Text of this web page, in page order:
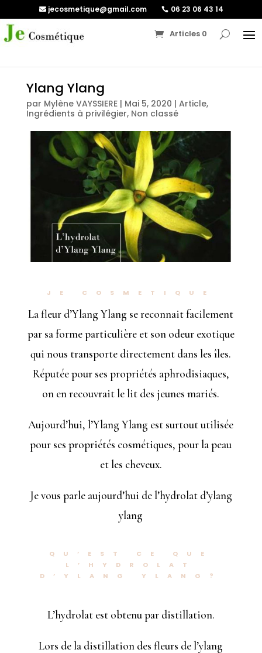
jecosmetique@gmail.com 06 23 06 43 14
Articles 0
Ylang Ylang
par Mylène VAYSSIERE| Mai 5, 2020 | Article,
Ingrédients à privilégier, Non classé
JE COSMETIQUE
La fleur d’Ylang Ylang se reconnait facilement
par sa forme particulière et son odeur exotique
qui nous transporte directement dans les îles.
Réputée pour ses propriétés aphrodisiaques,
on en recouvrait le lit des jeunes mariés.
Aujourd’hui, l’Ylang Ylang est surtout utilisée
pour ses propriétés cosmétiques, pour la peau
et les cheveux.
Je vous parle aujourd’hui de l’hydrolat d’ylang
ylang
QU’EST CE QUE
L’HYDROLAT
D’YLANG YLANG?
L’hydrolat est obtenu par distillation.
Lors de la distillation des fleurs de l’ylang